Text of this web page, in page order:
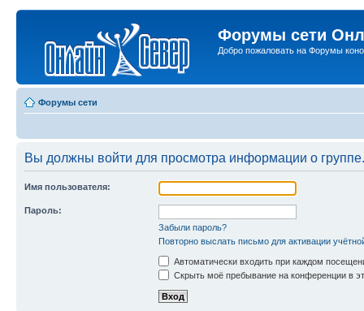
Форумы сети
Добро пожаловать на Форумы
Форумы сети
Вы должны войти для просмотра информации о группе.
Имя пользователя:
Пароль:
Забыли пароль?
Повторно выслать письмо для активации
Автоматически входить при каждом
Скрыть моё пребывание на конференции в